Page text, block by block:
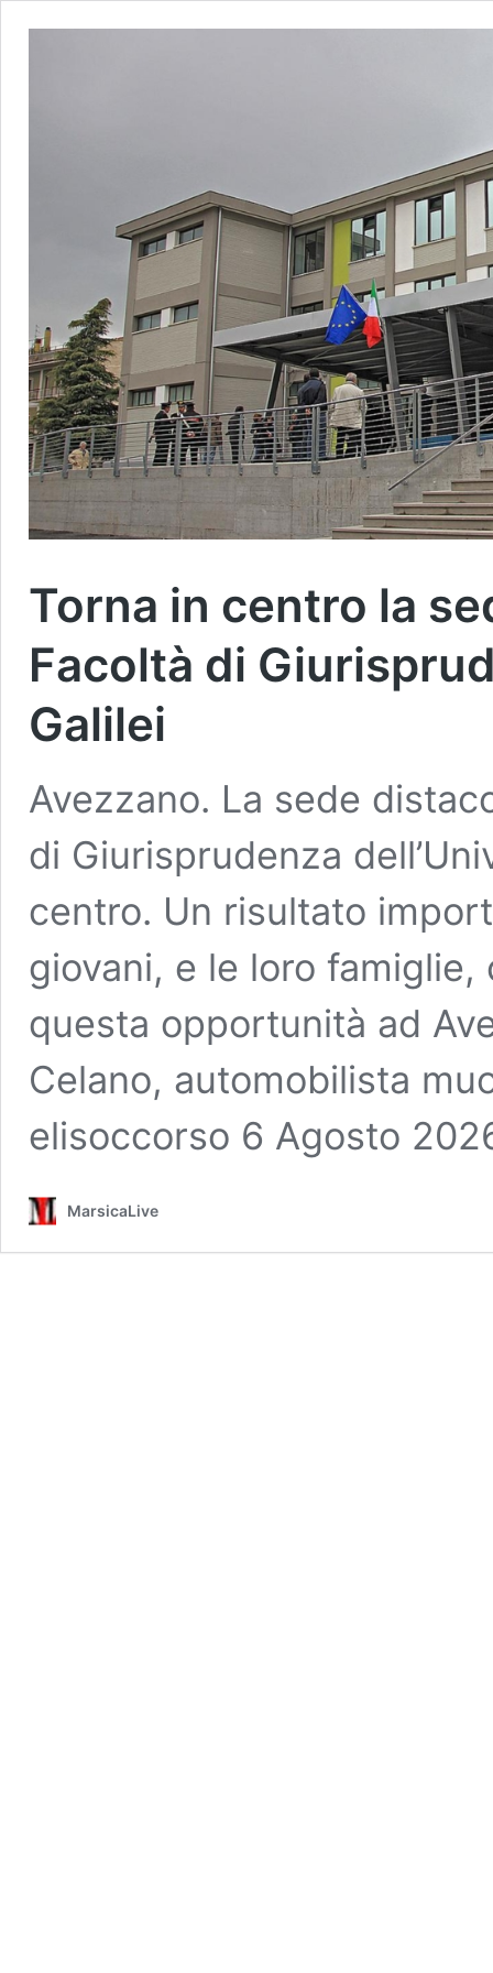
Torna in centro la
Facoltà di
Galilei
Avezzano. La sede
di Giurisprudenza
centro. Un risultato
giovani, e le loro
questa opportunità ad
Celano, automobilista
elisoccorso 6 Agosto
MarsicaLive